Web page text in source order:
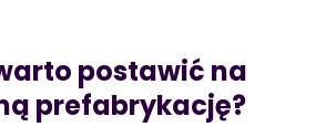
postawić na
prefabrykację?